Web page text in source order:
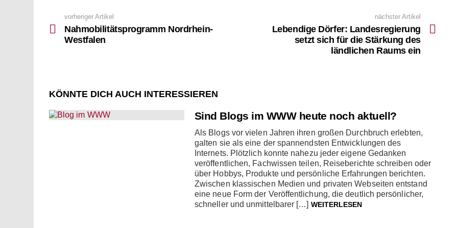
more
vorheriger Artikel
Nahmobilitätsprogramm Nordrhein-
Westfalen
nächster Artikel
Lebendige Dörfer: Landesregierung
setzt sich für die Stärkung des
ländlichen Raums ein
KÖNNTE DICH AUCH INTERESSIEREN
Sind Blogs im WWW heute noch aktuell?
Als Blogs vor vielen Jahren ihren großen Durchbruch erlebten,
galten sie als eine der spannendsten Entwicklungen des
Internets. Plötzlich konnte nahezu jeder eigene Gedanken
veröffentlichen, Fachwissen teilen, Reiseberichte schreiben oder
über Hobbys, Produkte und persönliche Erfahrungen berichten.
Zwischen klassischen Medien und privaten Webseiten entstand
eine neue Form der Veröffentlichung, die deutlich persönlicher,
schneller und unmittelbarer […] WEITERLESEN